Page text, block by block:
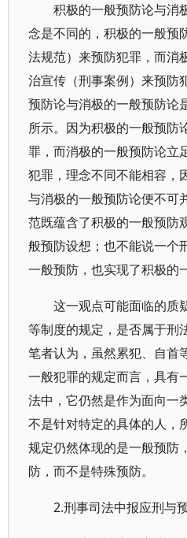
积极的一般预防论与消
念是不同的，积极的一般预
法规范）来预防犯罪，而消
治宣传（刑事案例）来预防
预防论与消极的一般预防论
所示。因为积极的一般预防
罪，而消极的一般预防论立
犯罪，理念不同不能相容，
与消极的一般预防论便不可
范既蕴含了积极的一般预防
般预防设想；也不能说一个
一般预防，也实现了积极的
这一观点可能面临的质
等制度的规定，是否属于刑
笔者认为，虽然累犯、自首
一般犯罪的规定而言，具有
法中，它仍然是作为面向一
不是针对特定的具体的人，
规定仍然体现的是一般预防
防，而不是特殊预防。
2.刑事司法中报应刑与